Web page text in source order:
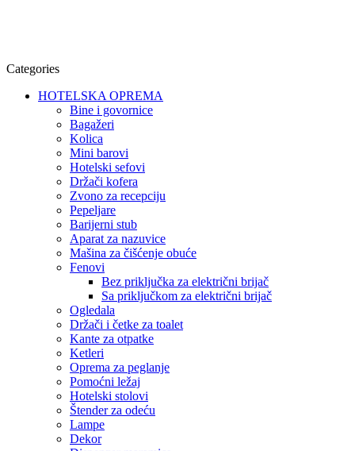
Categories
HOTELSKA OPREMA
Bine i govornice
Bagažeri
Kolica
Mini barovi
Hotelski sefovi
Držači kofera
Zvono za recepciju
Pepeljare
Barijerni stub
Aparat za nazuvice
Mašina za čišćenje obuće
Fenovi
Bez priključka za električni brijač
Sa priključkom za električni brijač
Ogledala
Držači i četke za toalet
Kante za otpatke
Ketleri
Oprema za peglanje
Pomoćni ležaj
Hotelski stolovi
Štender za odeću
Lampe
Dekor